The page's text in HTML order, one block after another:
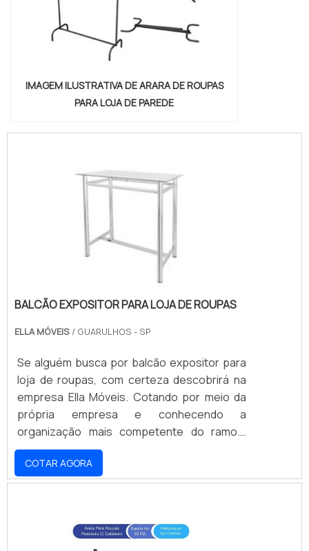
IMAGEM ILUSTRATIVA DE ARARA DE ROUPAS
PARA LOJA DE PAREDE
BALCÃO EXPOSITOR PARA LOJA DE ROUPAS
ELLA MÓVEIS / GUARULHOS - SP
Se alguém busca por balcão expositor para
loja de roupas, com certeza descobrirá na
empresa Ella Móveis. Cotando por meio da
própria empresa e conhecendo a
organização mais competente do ramo.É
importante lembrar que o produto deve
sempre ser adquirido com empresas
especializadas no segmento. Esse tipo de
prejuízos com substituições frequentes de
COTAR AGORA